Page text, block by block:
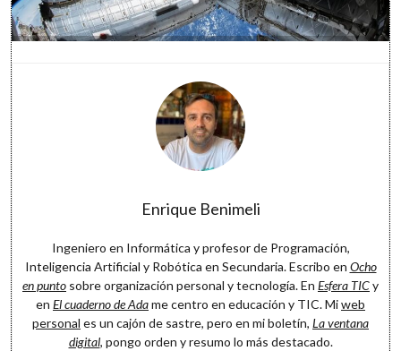
Enrique Benimeli
Ingeniero en Informática y profesor de Programación,
Inteligencia Artificial y Robótica en Secundaria. Escribo en Ocho
en punto sobre organización personal y tecnología. En Esfera TICy
en El cuaderno de Adame centro en educación y TIC. Miweb
personal es un cajón de sastre, pero en mi boletín, La ventana
digital, pongo orden y resumo lo más destacado.